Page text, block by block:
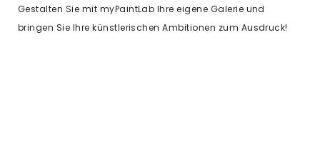
Gestalten Sie mit myPaintLab Ihre eigene Galerie und
bringen Sie Ihre künstlerischen Ambitionen zum Ausdruck!